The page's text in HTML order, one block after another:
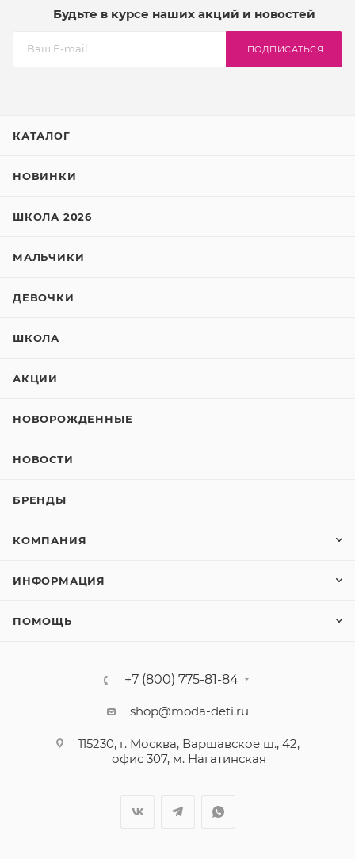
Будьте в курсе наших акций и новостей
ПОДПИСАТЬСЯ
КАТАЛОГ
НОВИНКИ
ШКОЛА 2026
МАЛЬЧИКИ
ДЕВОЧКИ
ШКОЛА
АКЦИИ
НОВОРОЖДЕННЫЕ
НОВОСТИ
БРЕНДЫ
КОМПАНИЯ
ИНФОРМАЦИЯ
ПОМОЩЬ
+7 (800) 775-81-84
shop@moda-deti.ru
115230, г. Москва, Варшавское ш., 42,
офис 307, м. Нагатинская